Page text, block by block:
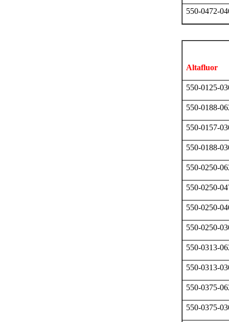
550-0472-
Altafluor
550-0125-
550-0188-
550-0157-
550-0188-
550-0250-
550-0250-
550-0250-
550-0250-
550-0313-
550-0313-
550-0375-
550-0375-